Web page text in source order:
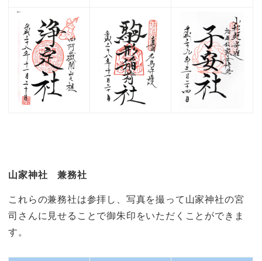
山家神社 兼務社
これらの兼務社は参拝し、写真を撮って山家神社の宮
司さんに見せることで御朱印をいただくことができま
す。